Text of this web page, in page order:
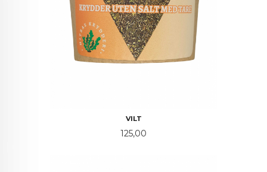
VILT
Pris
125,00